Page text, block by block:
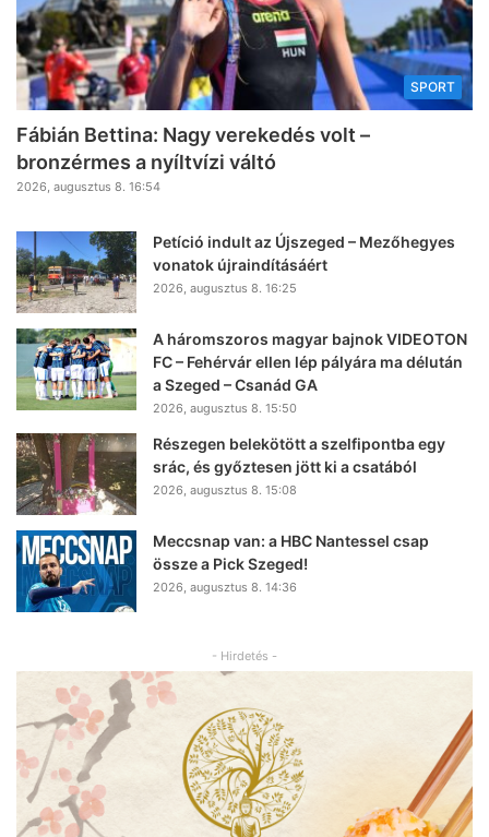
SPORT
Fábián Bettina: Nagy verekedés volt –
bronzérmes a nyíltvízi váltó
2026, augusztus 8. 16:54
Petíció indult az Újszeged – Mezőhegyes
vonatok újraindításáért
2026, augusztus 8. 16:25
A háromszoros magyar bajnok VIDEOTON
FC – Fehérvár ellen lép pályára ma délután
a Szeged – Csanád GA
2026, augusztus 8. 15:50
Részegen belekötött a szelfipontba egy
srác, és győztesen jött ki a csatából
2026, augusztus 8. 15:08
Meccsnap van: a HBC Nantessel csap
össze a Pick Szeged!
2026, augusztus 8. 14:36
- Hirdetés -